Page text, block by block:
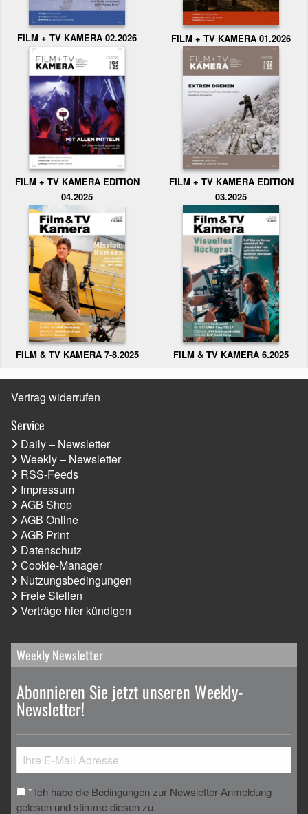
FILM + TV KAMERA 02.2026 FILM + TV KAMERA 01.2026
FILM + TV KAMERA EDITION
04.2025
FILM + TV KAMERA EDITION
03.2025
FILM & TV KAMERA 7-8.2025 FILM & TV KAMERA 6.2025
Vertrag widerrufen
Service
Daily – Newsletter
Weekly – Newsletter
RSS-Feeds
Impressum
AGB Shop
AGB Online
AGB Print
Datenschutz
Cookie-Manager
Nutzungsbedingungen
Freie Stellen
Verträge hier kündigen
Weekly Newsletter
Abonnieren Sie jetzt unseren Weekly-
Newsletter!
* Ich habe die Bedingungen zur Newsletter-Anmeldung
gelesen und stimme diesen zu.